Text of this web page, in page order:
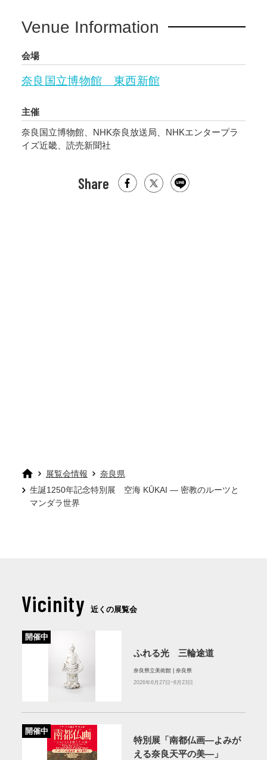
Venue Information
会場
奈良国立博物館 東西新館
主催
奈良国立博物館、NHK奈良放送局、NHKエンタープラ
イズ近畿、読売新聞社
Share
展覧会情報
奈良県
生誕1250年記念特別展 空海 KŪKAI ― 密教のルーツと
マンダラ世界
Vicinity 近くの展覧会
開催中
ふれる光 三輪途道
奈良県立美術館 | 奈良県
2026年6月27日~8月23日
開催中
特別展「南都仏画―よみが
える奈良天平の美―」